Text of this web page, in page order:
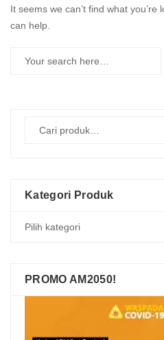
It seems we can’t find what
can help.
Kategori Produk
PROMO AM2050!